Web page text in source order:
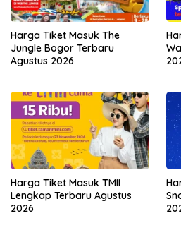
Harga Tiket Masuk The
Jungle Bogor Terbaru
Agustus 2026
Harga Tiket Masuk TMII
Lengkap Terbaru Agustus
2026